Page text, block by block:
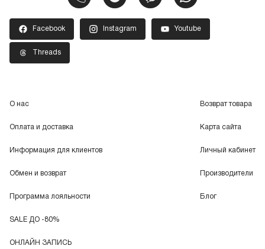
Facebook Instagram Youtube
Threads
О нас
Оплата и доставка
Информация для клиентов
Обмен и возврат
Программа лояльности
SALE ДО -80%
ОНЛАЙН ЗАПИСЬ
Возврат товара
Карта сайта
Личный кабинет
Производители
Блог